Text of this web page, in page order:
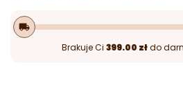
local_shipping
Brakuje Ci 399.00 złdo